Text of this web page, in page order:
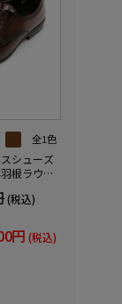
全1色
スシューズ
根ラウン
(税込)
円 (税込)